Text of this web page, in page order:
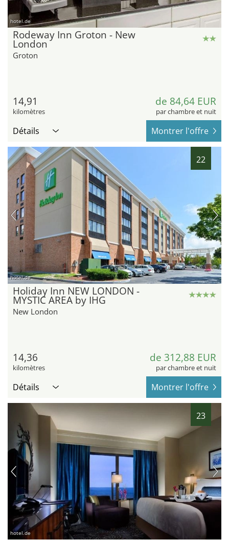
hotel.de
Rodeway Inn Groton - New
London
Groton
14,91
kilomètres
de 84,64 EUR
par chambre et nuit
Détails Montrer l'offre
22
hotel.de
Holiday Inn NEW LONDON -
MYSTIC AREA by IHG
New London
14,36
kilomètres
de 312,88 EUR
par chambre et nuit
Détails Montrer l'offre
23
hotel.de